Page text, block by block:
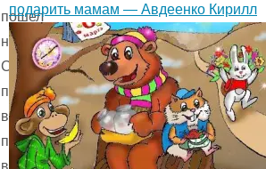
пошел
на охоту,
С ним
пудель
в реке
провалился
в забор.
подарить мамам — Авдеенко Кирилл